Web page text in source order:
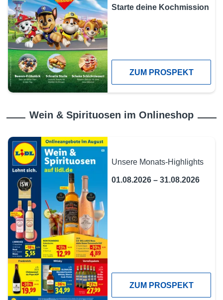
Starte deine Kochmission
ZUM PROSPEKT
Wein & Spirituosen im Onlineshop
Unsere Monats-Highlights
01.08.2026 – 31.08.2026
ZUM PROSPEKT